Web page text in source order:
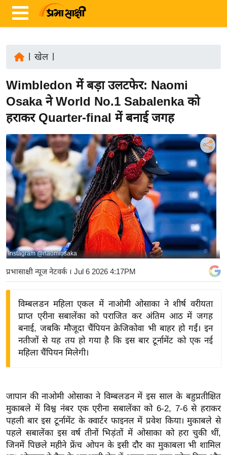
ज़ा
ख
र
रा
ष्ट्री
य
अं
त
र्रा
ष्ट्री
य
बि
ज़
ने
द्यो
वि
शे
ष
ज्ञ
रा
खेल|
Wimbledon में बड़ा उलटफेर: Naomi
Osaka ने World No.1 Sabalenka को
हराकर Quarter-final में बनाई जगह
Instagram @naomiosaka
प्रभासाक्षी न्यूज नेटवर्क। Jul 6 2026 4:17PM
विम्बलडन महिला एकल में नाओमी ओसाका ने शीर्ष वरीयता
प्राप्त एरीना सबालेंका को पराजित कर अंतिम आठ में जगह
बनाई, जबकि मौजूदा चैंपियन क्रेजिकोवा भी बाहर हो गईं। इन
नतीजों से यह तय हो गया है कि इस बार टूर्नामेंट को एक नई
महिला चैंपियन मिलेगी।
जापान की नाओमी ओसाका ने विम्बलडन में इस साल के बहुप्रतीक्षित
मुकाबले में विश्व नंबर एक एरीना सबालेंका को 6-2, 7-6 से हराकर
पहली बार इस टूर्नामेंट के क्वार्टर फाइनल में प्रवेश किया। मुकाबले से
पहले सबालेंका इस वर्ष तीनों भिड़ंतों में ओसाका को हरा चुकी थीं,
जिनमें पिछले महीने फ्रेंच ओपन के इसी दौर का मुकाबला भी शामिल